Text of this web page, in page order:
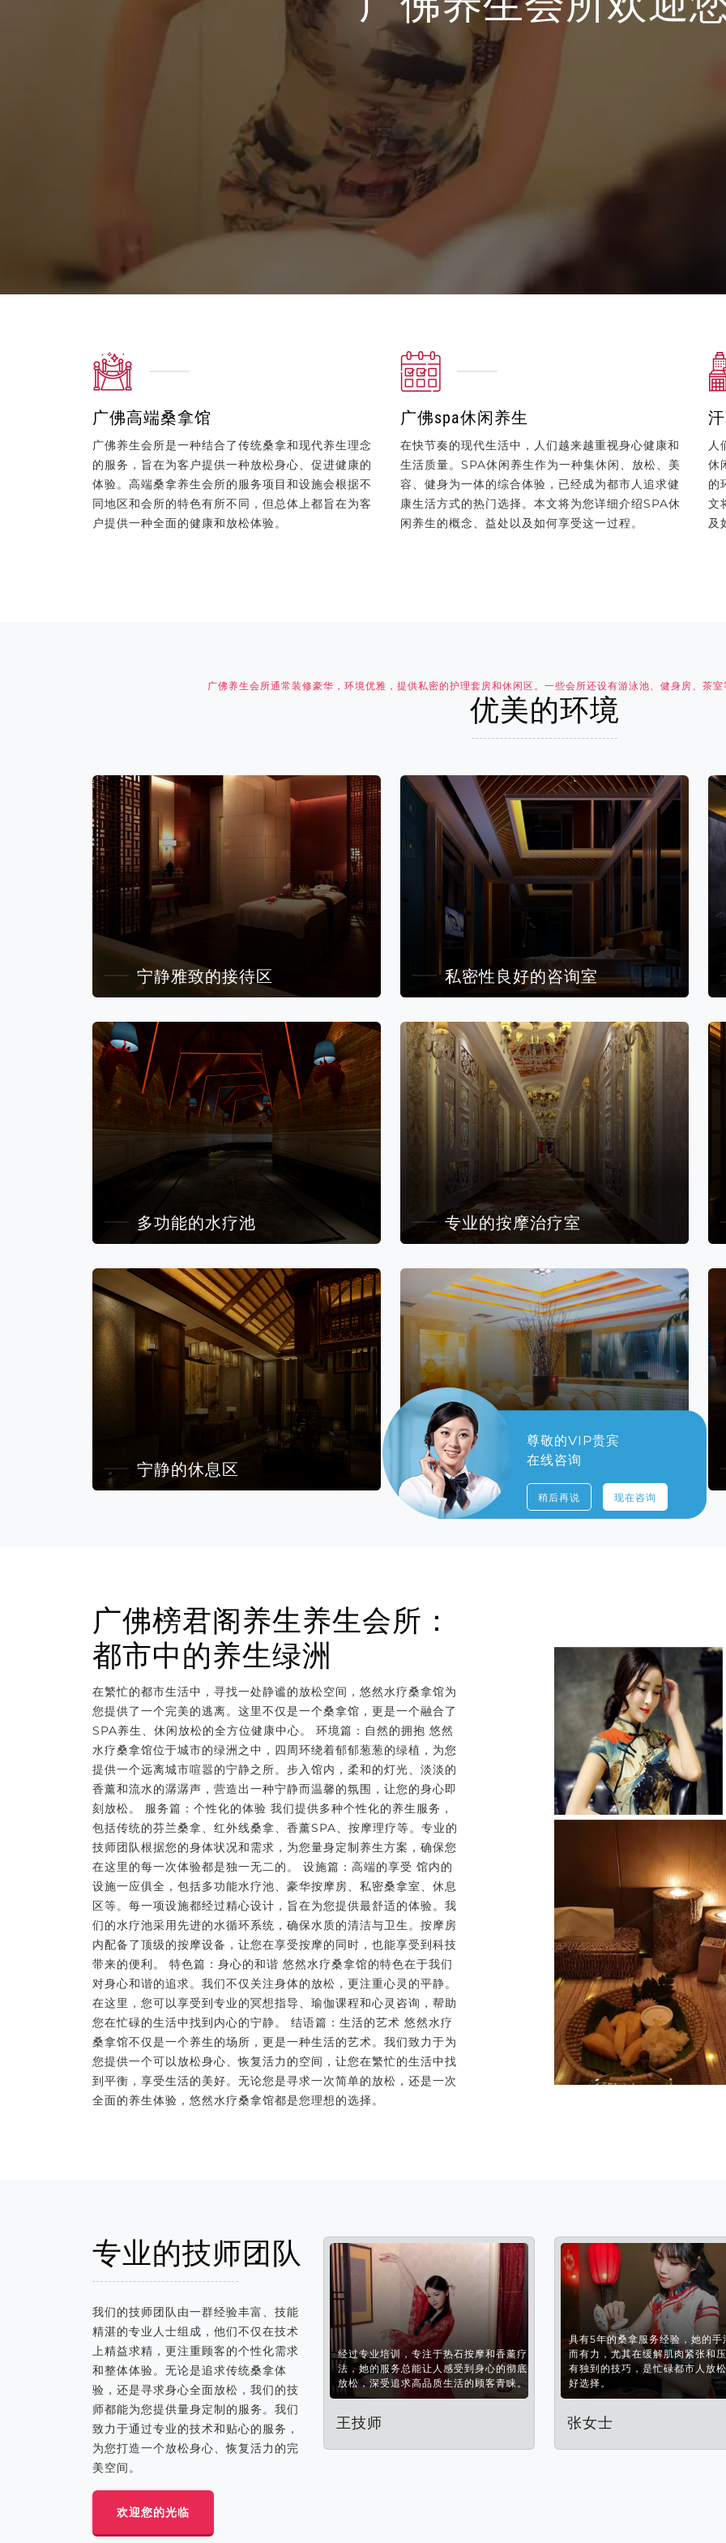
尊敬的VIP贵宾
在线咨询
稍后再说 现在咨询
广佛高端桑拿馆
广佛养生会所是一种结合了传统桑拿和现代养生理念
的服务，旨在为客户提供一种放松身心、促进健康的
体验。高端桑拿养生会所的服务项目和设施会根据不
同地区和会所的特色有所不同，但总体上都旨在为客
户提供一种全面的健康和放松体验。
广佛spa休闲养生
在快节奏的现代生活中，人们越来越重视身心健康和
生活质量。SPA休闲养生作为一种集休闲、放松、美
容、健身为一体的综合体验，已经成为都市人追求健
康生活方式的热门选择。本文将为您详细介绍SPA休
闲养生的概念、益处以及如何享受这一过程。
人
休
的
文
及
广佛养生会所通常装修豪华，环境优雅，提供私密的护理套房和休闲区。一些会所还设有游泳池、健身房、茶
优美的环境
宁静雅致的接待区 私密性良好的咨询室
多功能的水疗池 专业的按摩治疗室
宁静的休息区 私密的VIP包房
广佛榜君阁养生养生会所：
都市中的养生绿洲
在繁忙的都市生活中，寻找一处静谧的放松空间，悠然水疗桑拿馆为
您提供了一个完美的逃离。这里不仅是一个桑拿馆，更是一个融合了
SPA养生、休闲放松的全方位健康中心。 环境篇：自然的拥抱 悠然
水疗桑拿馆位于城市的绿洲之中，四周环绕着郁郁葱葱的绿植，为您
提供一个远离城市喧嚣的宁静之所。步入馆内，柔和的灯光、淡淡的
香薰和流水的潺潺声，营造出一种宁静而温馨的氛围，让您的身心即
刻放松。 服务篇：个性化的体验 我们提供多种个性化的养生服务，
包括传统的芬兰桑拿、红外线桑拿、香薰SPA、按摩理疗等。专业的
技师团队根据您的身体状况和需求，为您量身定制养生方案，确保您
在这里的每一次体验都是独一无二的。 设施篇：高端的享受 馆内的
设施一应俱全，包括多功能水疗池、豪华按摩房、私密桑拿室、休息
区等。每一项设施都经过精心设计，旨在为您提供最舒适的体验。我
们的水疗池采用先进的水循环系统，确保水质的清洁与卫生。按摩房
内配备了顶级的按摩设备，让您在享受按摩的同时，也能享受到科技
带来的便利。 特色篇：身心的和谐 悠然水疗桑拿馆的特色在于我们
对身心和谐的追求。我们不仅关注身体的放松，更注重心灵的平静。
在这里，您可以享受到专业的冥想指导、瑜伽课程和心灵咨询，帮助
您在忙碌的生活中找到内心的宁静。 结语篇：生活的艺术 悠然水疗
桑拿馆不仅是一个养生的场所，更是一种生活的艺术。我们致力于为
您提供一个可以放松身心、恢复活力的空间，让您在繁忙的生活中找
到平衡，享受生活的美好。无论您是寻求一次简单的放松，还是一次
全面的养生体验，悠然水疗桑拿馆都是您理想的选择。
专业的技师团队
我们的技师团队由一群经验丰富、技能
精湛的专业人士组成，他们不仅在技术
上精益求精，更注重顾客的个性化需求
和整体体验。无论是追求传统桑拿体
验，还是寻求身心全面放松，我们的技
师都能为您提供量身定制的服务。我们
致力于通过专业的技术和贴心的服务，
为您打造一个放松身心、恢复活力的完
美空间。
欢迎您的光临
经过专业培训，专注于热石按摩和香薰疗
法，她的服务总能让人感受到身心的彻底
放松，深受追求高品质生活的顾客青睐。
王技师
具有5年的桑拿服务经验，她的手
而有力，尤其在缓解肌肉紧张和
有独到的技巧，是忙碌都市人放
好选择。
张女士